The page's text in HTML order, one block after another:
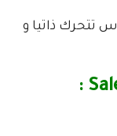
تتحرك ذاتيا و